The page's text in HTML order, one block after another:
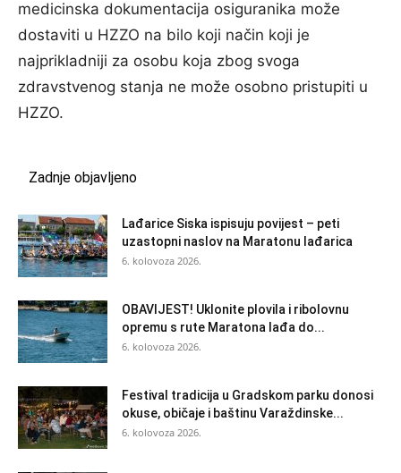
medicinska dokumentacija osiguranika može
dostaviti u HZZO na bilo koji način koji je
najprikladniji za osobu koja zbog svoga
zdravstvenog stanja ne može osobno pristupiti u
HZZO.
Zadnje objavljeno
Lađarice Siska ispisuju povijest – peti
uzastopni naslov na Maratonu lađarica
6. kolovoza 2026.
OBAVIJEST! Uklonite plovila i ribolovnu
opremu s rute Maratona lađa do...
6. kolovoza 2026.
Festival tradicija u Gradskom parku donosi
okuse, običaje i baštinu Varaždinske...
6. kolovoza 2026.